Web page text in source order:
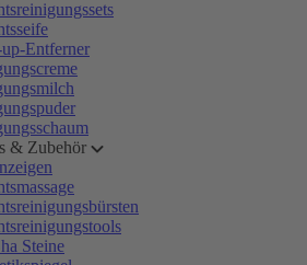
Entferner
& Zubehör
Steine